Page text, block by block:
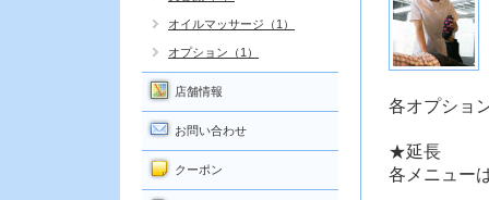
各オプショ
★延長
各メニュー
オイルマッサージ（1）
オプション（1）
店舗情報
お問い合わせ
クーポン